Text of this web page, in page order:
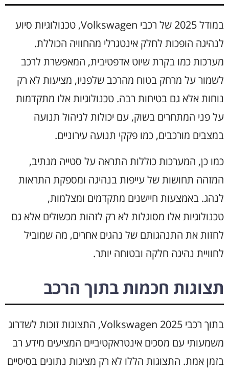
במודל 2025 של רכבי Volkswagen, טכנולוגיות סיוע
לנהיגה הופכות לחלק אינטגרלי מהחוויה הכוללת.
מערכות כמו בקרת שיוט אדפטיבית, המאפשרת לרכב
לשמור על מרחק בטוח מהרכב שלפניו, מציעות לא רק
נוחות אלא גם בטיחות רבה. טכנולוגיות אלו מתקדמות
על פני המתחרים בשוק, עם יכולות לניהול תנועה
במצבים מורכבים, כמו פקקי תנועה עירוניים.
כמו כן, המערכות כוללות התראה על סטייה מנתיב,
המזהה תחושות של עייפות בנהיגה ומספקת התראות
לנהג. באמצעות חיישנים מתקדמים ומצלמות,
טכנולוגיות אלו מסוגלות לא רק לזהות מכשולים אלא גם
לחזות את התנהגותם של נהגים אחרים, מה שמוביל
לחוויית נהיגה חלקה ובטוחה יותר.
תצוגות חכמות בתוך הרכב
בתוך רכבי Volkswagen 2025, התצוגות זוכות לשדרוג
משמעותי עם מסכים אינטראקטיביים המציעים מידע רב
בזמן אמת. התצוגות הללו לא רק מציגות נתונים בסיסיים